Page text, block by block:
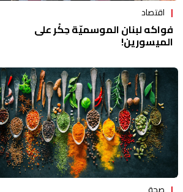
اقتصاد
فواكه لبنان الموسميّة حِكْر على
الميسورين!